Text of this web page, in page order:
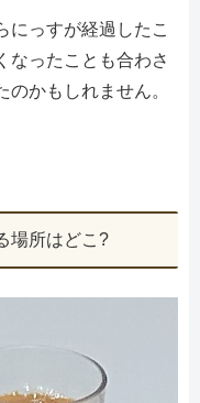
にっすが経過したこ
なったことも合わさ
かもしれません。
場所はどこ?